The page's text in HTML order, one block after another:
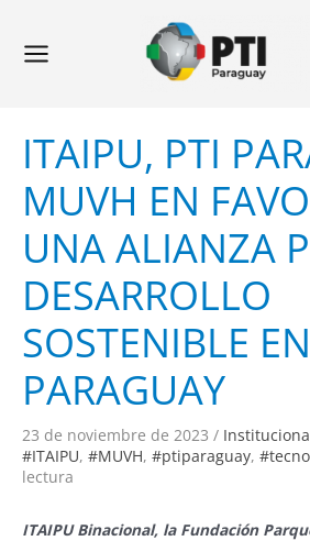
contenido
Menu
ITAIPU, PTI
MUVH EN
UNA ALIANZA
DESARROLLO
SOSTENIBLE EN
PARAGUAY
23 de noviembre de 2023 /
#ITAIPU, #MUVH, #ptiparaguay,
lectura
ITAIPU Binacional, la Fundación
entradas